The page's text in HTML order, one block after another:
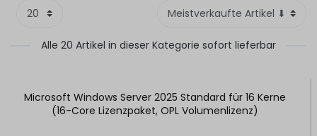
Alle 20 Artikel in dieser Kategorie sofort lieferbar
Microsoft Windows Server 2025 Standard für 16 Kerne
(16-Core Lizenzpaket, OPL Volumenlizenz)